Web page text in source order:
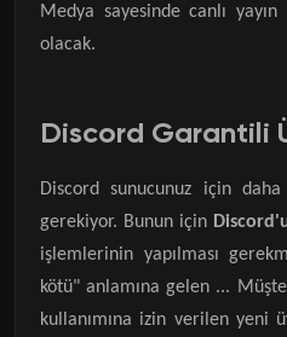
Medya sayesinde canlı
olacak.
Discord Garantili
Discord sunucunuz için
gerekiyor. Bunun için
işlemlerinin yapılması
kötü" anlamına gelen ...
kullanımına izin verilen yeni